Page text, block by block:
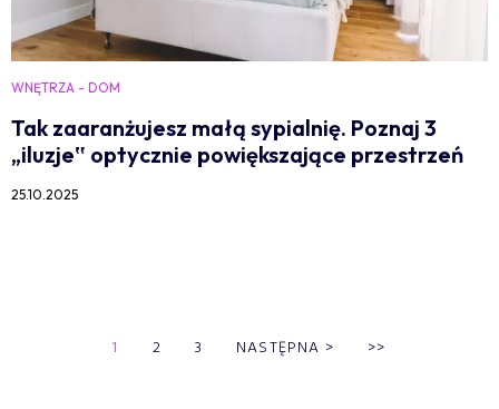
WNĘTRZA - DOM
Tak zaaranżujesz małą sypialnię. Poznaj 3
„iluzje‟ optycznie powiększające przestrzeń
25.10.2025
1 2 3 NASTĘPNA > >>